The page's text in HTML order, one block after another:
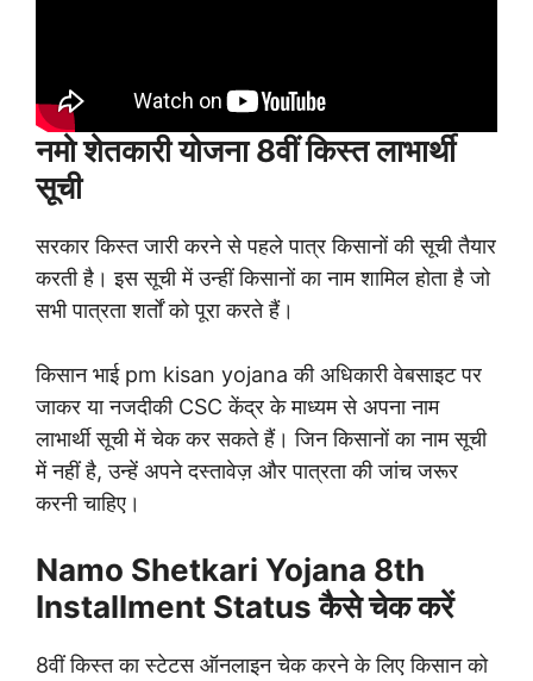
नमो शेतकारी योजना 8वीं किस्त लाभार्थी
सूची
सरकार किस्त जारी करने से पहले पात्र किसानों की सूची तैयार
करती है। इस सूची में उन्हीं किसानों का नाम शामिल होता है जो
सभी पात्रता शर्तों को पूरा करते हैं।
किसान भाई pm kisan yojana की अधिकारी वेबसाइट पर
जाकर या नजदीकी CSC केंद्र के माध्यम से अपना नाम
लाभार्थी सूची में चेक कर सकते हैं। जिन किसानों का नाम सूची
में नहीं है, उन्हें अपने दस्तावेज़ और पात्रता की जांच जरूर
करनी चाहिए।
Namo Shetkari Yojana 8th
Installment Status कैसे चेक करें
8वीं किस्त का स्टेटस ऑनलाइन चेक करने के लिए किसान को